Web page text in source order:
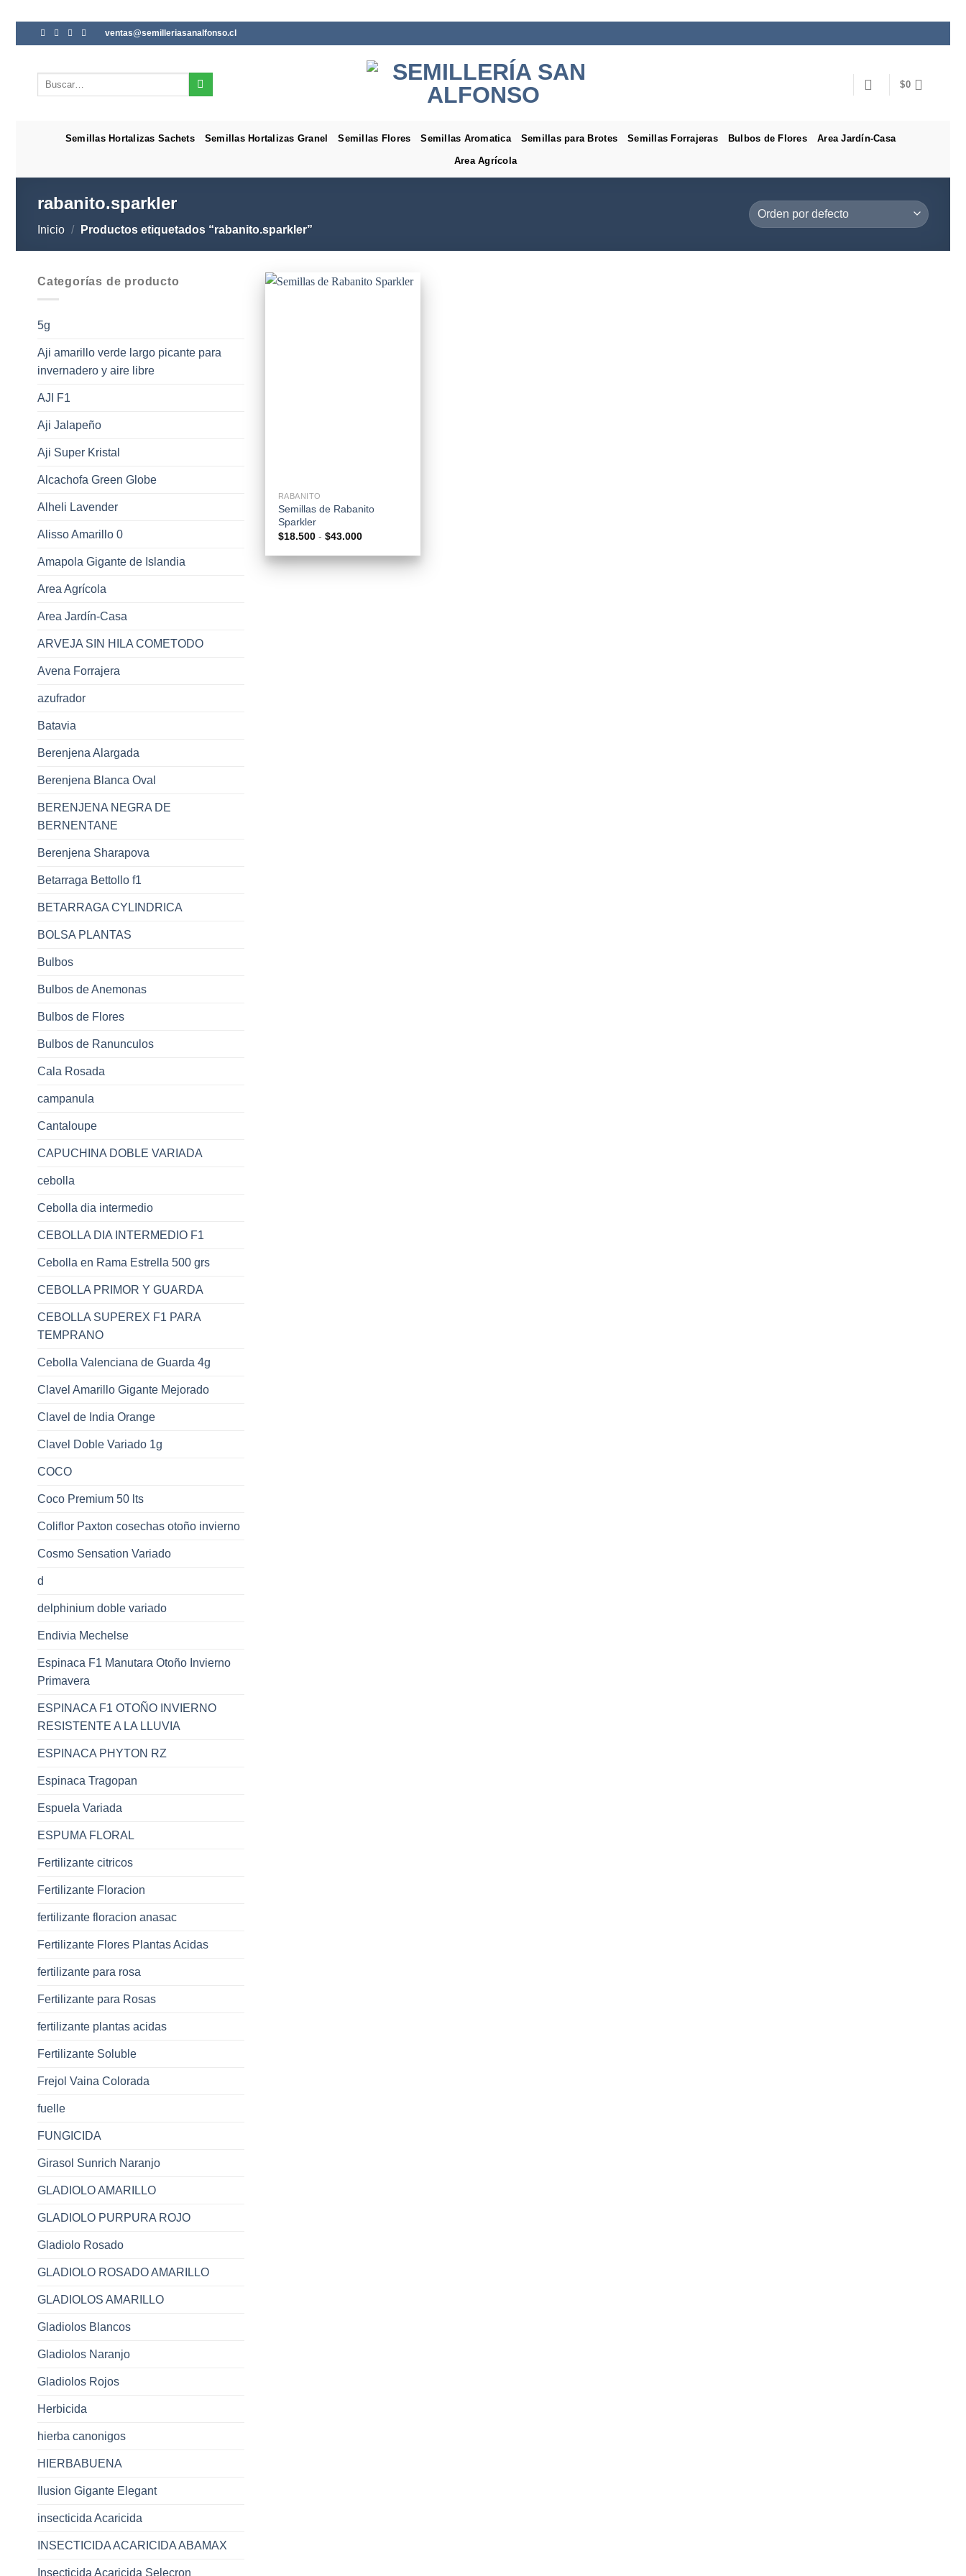
Saltar
al
ventas@semilleriasanalfonso.cl
Buscar
$0
Semillas Hortalizas Sachets Semillas Hortalizas Granel Semillas Flores Semillas Aromatica Semillas para Brotes Semillas Forrajeras Bulbos de Flores Area Jardín-Casa
Area Agrícola
rabanito.sparkler
Inicio / Productos etiquetados “rabanito.sparkler”
Categorías de producto
5g
Aji amarillo verde largo picante para
invernadero y aire libre
AJI F1
Aji Jalapeño
Aji Super Kristal
Alcachofa Green Globe
Alheli Lavender
Alisso Amarillo 0
Amapola Gigante de Islandia
Area Agrícola
Area Jardín-Casa
ARVEJA SIN HILA COMETODO
Avena Forrajera
azufrador
Batavia
Berenjena Alargada
Berenjena Blanca Oval
BERENJENA NEGRA DE
BERNENTANE
Berenjena Sharapova
Betarraga Bettollo f1
BETARRAGA CYLINDRICA
BOLSA PLANTAS
Bulbos
Bulbos de Anemonas
Bulbos de Flores
Bulbos de Ranunculos
Cala Rosada
campanula
Cantaloupe
CAPUCHINA DOBLE VARIADA
cebolla
Cebolla dia intermedio
CEBOLLA DIA INTERMEDIO F1
Cebolla en Rama Estrella 500 grs
CEBOLLA PRIMOR Y GUARDA
CEBOLLA SUPEREX F1 PARA
TEMPRANO
Cebolla Valenciana de Guarda 4g
Clavel Amarillo Gigante Mejorado
Clavel de India Orange
Clavel Doble Variado 1g
COCO
Coco Premium 50 lts
Coliflor Paxton cosechas otoño invierno
Cosmo Sensation Variado
d
delphinium doble variado
Endivia Mechelse
Espinaca F1 Manutara Otoño Invierno
Primavera
ESPINACA F1 OTOÑO INVIERNO
RESISTENTE A LA LLUVIA
ESPINACA PHYTON RZ
Espinaca Tragopan
Espuela Variada
ESPUMA FLORAL
Fertilizante citricos
Fertilizante Floracion
fertilizante floracion anasac
Fertilizante Flores Plantas Acidas
fertilizante para rosa
Fertilizante para Rosas
fertilizante plantas acidas
Fertilizante Soluble
Frejol Vaina Colorada
fuelle
FUNGICIDA
Girasol Sunrich Naranjo
GLADIOLO AMARILLO
GLADIOLO PURPURA ROJO
Gladiolo Rosado
GLADIOLO ROSADO AMARILLO
GLADIOLOS AMARILLO
Gladiolos Blancos
Gladiolos Naranjo
Gladiolos Rojos
Herbicida
hierba canonigos
HIERBABUENA
Ilusion Gigante Elegant
insecticida Acaricida
INSECTICIDA ACARICIDA ABAMAX
Insecticida Acaricida Selecron
RABANITO
Semillas de Rabanito
Sparkler
$18.500 - $43.000Rango
precios:
desde